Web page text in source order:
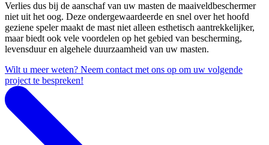
Verlies dus bij de aanschaf van uw masten de maaiveldbeschermer
niet uit het oog. Deze ondergewaardeerde en snel over het hoofd
geziene speler maakt de mast niet alleen esthetisch aantrekkelijker,
maar biedt ook vele voordelen op het gebied van bescherming,
levensduur en algehele duurzaamheid van uw masten.
Wilt u meer weten? Neem contact met ons op om uw volgende
project te bespreken!